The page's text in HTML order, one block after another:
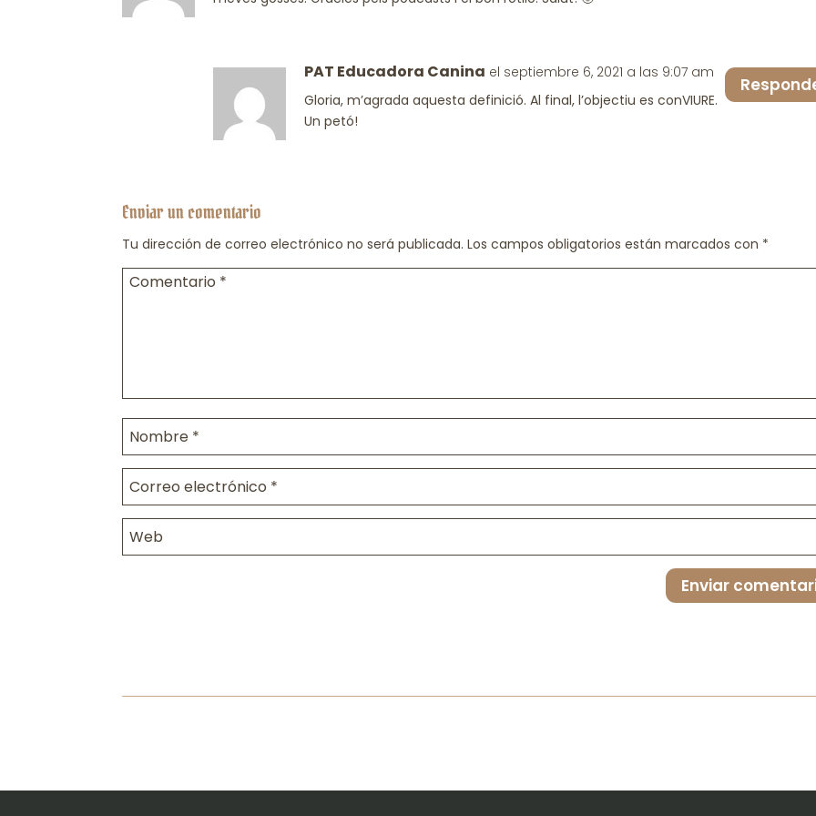
PAT Educadora Canina el septiembre 6, 2021 a las 9:07 am
Gloria, m’agrada aquesta definició. Al final, l’objectiu es conVIURE.
Un petó!
Enviar un comentario
Tu dirección de correo electrónico no será publicada. Los campos obligatorios están marcados con *
Enviar